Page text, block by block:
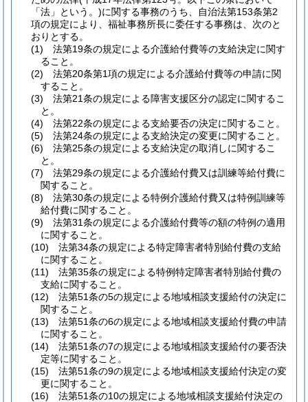
「法」という。)に関する事務のうち、自治法第153条第2
項の規定により、福祉事務所長に委任する事務は、次のと
おりとする。
(1)
法第19条の規定による介護給付費等の支給決定に関す
ること。
(2)
法第20条第1項の規定による介護給付費等の申請に関
すること。
(3)
法第21条の規定による障害支援区分の認定に関するこ
と。
(4)
法第22条の規定による支給要否の決定に関すること。
(5)
法第24条の規定による支給決定の変更に関すること。
(6)
法第25条の規定による支給決定の取消しに関するこ
と。
(7)
法第29条の規定による介護給付費又は訓練等給付費に
関すること。
(8)
法第30条の規定による特例介護給付費又は特例訓練等
給付費に関すること。
(9)
法第31条の規定による介護給付費等の額の特例の適用
に関すること。
(10)
法第34条の規定による特定障害者特別給付費の支給
に関すること。
(11)
法第35条の規定による特例特定障害者特別給付費の
支給に関すること。
(12)
法第51条の5の規定による地域相談支援給付の決定に
関すること。
(13)
法第51条の6の規定による地域相談支援給付費の申請
に関すること。
(14)
法第51条の7の規定による地域相談支援給付の要否決
定等に関すること。
(15)
法第51条の9の規定による地域相談支援給付決定の変
更に関すること。
(16)
法第51条の10の規定による地域相談支援給付決定の